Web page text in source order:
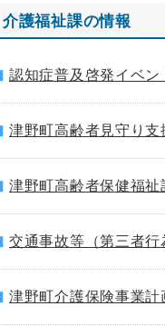
介護福祉課の情報
認知症普及啓発イベン
津野町高齢者見守り支
津野町高齢者保健福
交通事故等（第三者
津野町介護保険事業